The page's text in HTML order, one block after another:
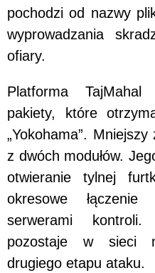
pochodzi od nazwy
wyprowadzania
ofiary.
Platforma
pakiety, które
„Yokohama”.
z dwóch modułów.
otwieranie tylnej
okresowe
serwerami
pozostaje w sieci
drugiego etapu